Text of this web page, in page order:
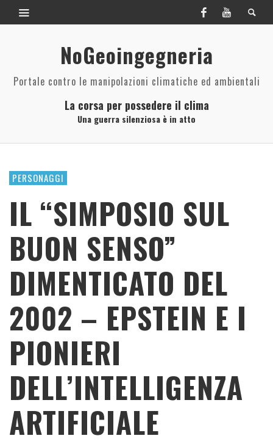
NoGeoingegneria
Portale contro le manipolazioni climatiche ed ambientali
La corsa per possedere il clima
Una guerra silenziosa è in atto
PERSONAGGI
IL “SIMPOSIO SUL
BUON SENSO”
DIMENTICATO DEL
2002 – EPSTEIN E I
PIONIERI
DELL’INTELLIGENZA
ARTIFICIALE